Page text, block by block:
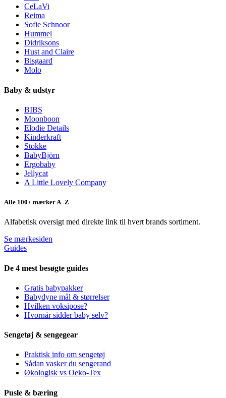
CeLaVi
Reima
Sofie Schnoor
Hummel
Didriksons
Hust and Claire
Bisgaard
Molo
Baby & udstyr
BIBS
Moonboon
Elodie Details
Kinderkraft
Stokke
BabyBjörn
Ergobaby
Jellycat
A Little Lovely Company
Alle 100+ mærker A–Z
Alfabetisk oversigt med direkte link til hvert brands sortiment.
Se mærkesiden
Guides
De 4 mest besøgte guides
Gratis babypakker
Babydyne mål & størrelser
Hvilken voksipose?
Hvornår sidder baby selv?
Sengetøj & sengegear
Praktisk info om sengetøj
Sådan vasker du sengerand
Økologisk vs Oeko-Tex
Pusle & bæring